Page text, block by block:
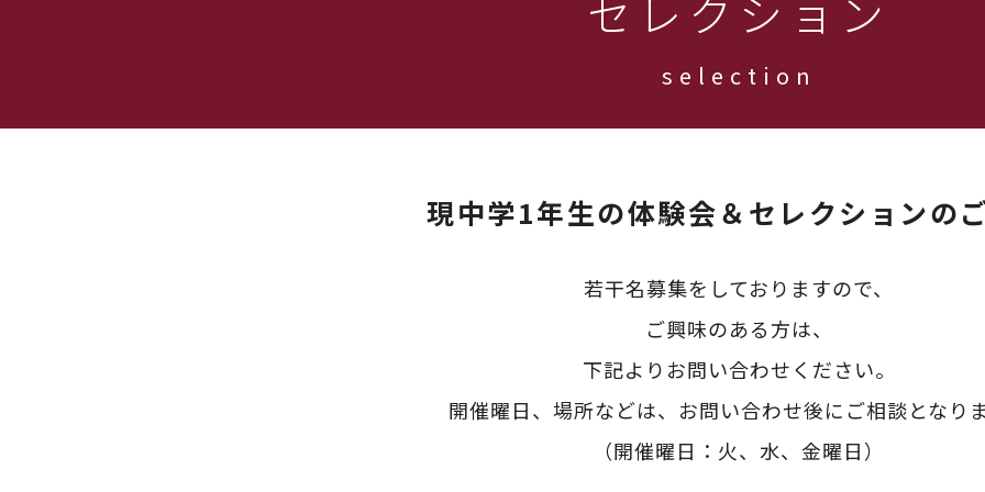
セレクション
selection
現中学1年生の体験会＆セレクションの
若干名募集をしておりますので、
ご興味のある方は、
下記よりお問い合わせください。
開催曜日、場所などは、お問い合わせ後にご相談となりま
（開催曜日：火、水、金曜日）